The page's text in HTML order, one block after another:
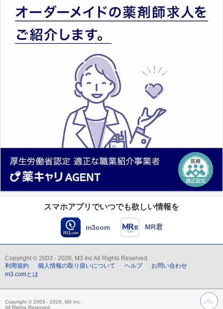
スマホアプリでいつでも欲しい情報を
m3com MR君
Copyright © 2003 - 2026, M3 Inc All Rights Reserved.
利用規約
個人情報の取り扱いについて ヘルプ
お問い合わせ
m3.comとは
Copyright © 2003 - 2026, M3 Inc.
All Rights Reserved.